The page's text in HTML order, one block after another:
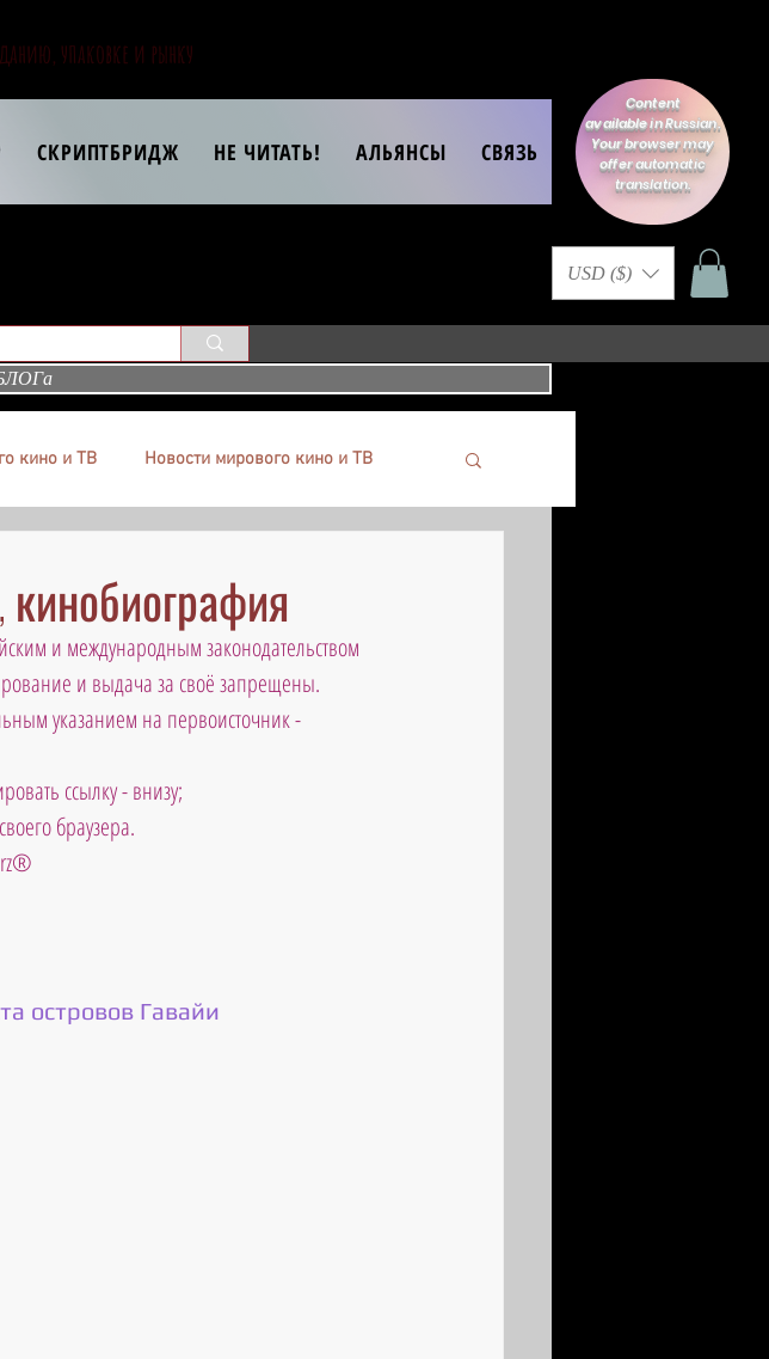
упаковке и рынку
СКРИПТБРИДЖ НЕ ЧИТАТЬ! АЛЬЯНСЫ СВЯЗЬ
Content
available in Russian.
Your browser may
offer automatic
translation.
USD ($)
кино и ТВ Новости мирового кино и ТВ
и международным законодательством
и выдача за своё запрещены.
указанием на первоисточник -
ссылку - внизу;
браузера.
островов Гавайи